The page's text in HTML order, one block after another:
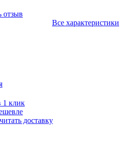
отзыв
Все характеристики
1 клик
доставку